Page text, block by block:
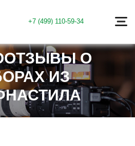
+7 (499) 110-59-34
О
ИЗ